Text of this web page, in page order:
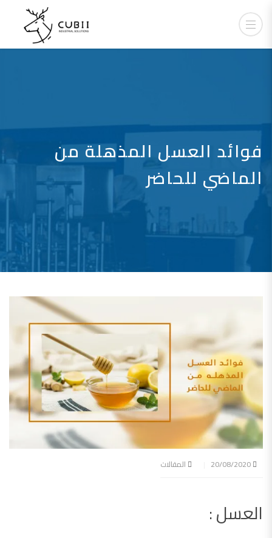
فوائد العسل المذهلة من
الماضي للحاضر
المقالات
العسل :